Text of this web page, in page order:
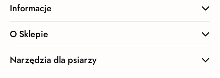
Informacje
O Sklepie
Narzędzia dla psiarzy